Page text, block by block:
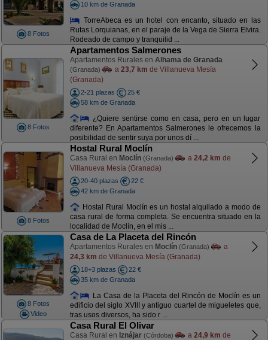
8 Fotos
10 km de Granada
TorreAbeca es un hotel con encanto, situado en las
Rutas Lorquianas, en el paraje de la Vega de Sierra Elvira.
Rodeado de campo y tranquilid ...
8 Fotos
Apartamentos Salmerones
Apartamentos Rurales en Alhama de Granada
(Granada) a 23,7 km de Villanueva Mesía
(Granada)
2-21 plazas
25 €
58 km de Granada
¿Quiere sentirse como en casa, pero en un lugar
diferente? En Apartamentos Salmerones le ofrecemos la
posibilidad de sentir suya por unos dí ...
8 Fotos
Hostal Rural Moclín
Casa Rural en Moclín (Granada) a 24,2 km de
Villanueva Mesía (Granada)
20-40 plazas
22 €
42 km de Granada
Hostal Rural Moclín es un hostal alquilado a modo de
casa rural de forma completa. Se encuentra situado en la
localidad de Moclín, en el mis ...
8 Fotos
Video
Casa de La Placeta del Rincón
Apartamentos Rurales en Moclín (Granada)
a
24,3 km de Villanueva Mesía (Granada)
18+3 plazas
22 €
35 km de Granada
La Casa de la Placeta del Rincón de Moclín es un
edificio del siglo XVIII y antiguo cuartel de migueletes que,
tras usos diversos, ha sido r ...
Casa Rural El Olivar
Casa Rural en Iznájar (Córdoba) a 24,9 km de